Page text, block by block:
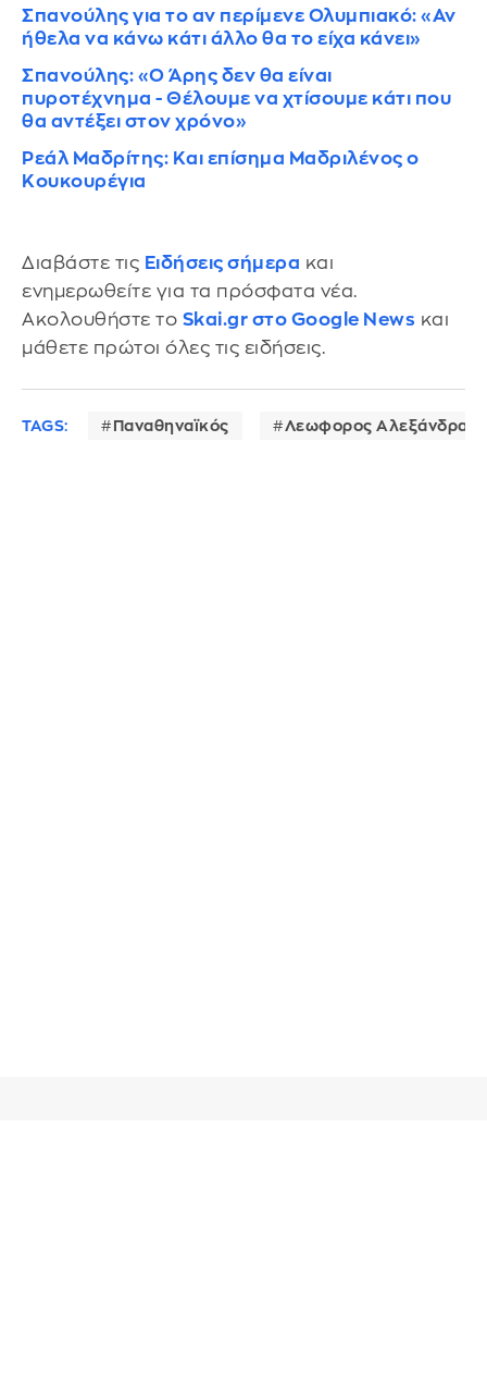
Σπανούλης για το αν περίμενε Ολυμπιακό: «Αν
ήθελα να κάνω κάτι άλλο θα το είχα κάνει»
Σπανούλης: «Ο Άρης δεν θα είναι
πυροτέχνημα - Θέλουμε να χτίσουμε κάτι που
θα αντέξει στον χρόνο»
Ρεάλ Μαδρίτης: Και επίσημα Μαδριλένος ο
Κουκουρέγια
Διαβάστε τις Ειδήσεις σήμερα και
ενημερωθείτε για τα πρόσφατα νέα.
Ακολουθήστε το Skai.gr στο Google News και
μάθετε πρώτοι όλες τις ειδήσεις.
TAGS: Παναθηναϊκός Λεωφορος Αλεξάνδρας